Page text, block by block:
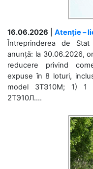
16.06.2026
Atenție –
Întreprinderea de Stat
anunță: la 30.06.2026,
reducere privind
expuse în 8 loturi,
model 3ТЭ10М; 1)
2ТЭ10Л....